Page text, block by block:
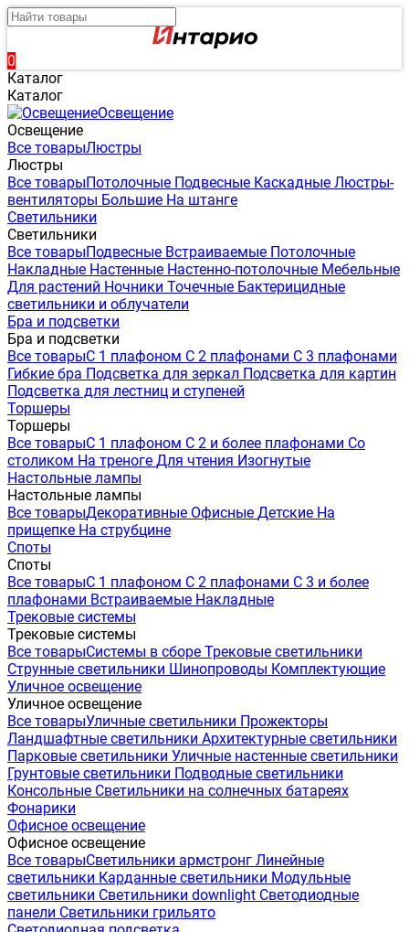
0
Каталог
Каталог
Освещение
Освещение
Все товарыЛюстры
Люстры
Все товарыПотолочные Подвесные Каскадные Люстры-
вентиляторы Большие На штанге
Светильники
Светильники
Все товарыПодвесные Встраиваемые Потолочные
Накладные Настенные Настенно-потолочные Мебельные
Для растений Ночники Точечные Бактерицидные
светильники и облучатели
Бра и подсветки
Бра и подсветки
Все товарыС 1 плафоном С 2 плафонами С 3 плафонами
Гибкие бра Подсветка для зеркал Подсветка для картин
Подсветка для лестниц и ступеней
Торшеры
Торшеры
Все товарыС 1 плафоном С 2 и более плафонами Со
столиком На треноге Для чтения Изогнутые
Настольные лампы
Настольные лампы
Все товарыДекоративные Офисные Детские На
прищепке На струбцине
Споты
Споты
Все товарыС 1 плафоном С 2 плафонами С 3 и более
плафонами Встраиваемые Накладные
Трековые системы
Трековые системы
Все товарыСистемы в сборе Трековые светильники
Струнные светильники Шинопроводы Комплектующие
Уличное освещение
Уличное освещение
Все товарыУличные светильники Прожекторы
Ландшафтные светильники Архитектурные светильники
Парковые светильники Уличные настенные светильники
Грунтовые светильники Подводные светильники
Консольные Светильники на солнечных батареях
Фонарики
Офисное освещение
Офисное освещение
Все товарыСветильники армстронг Линейные
светильники Карданные светильники Модульные
светильники Светильники downlight Светодиодные
панели Светильники грильято